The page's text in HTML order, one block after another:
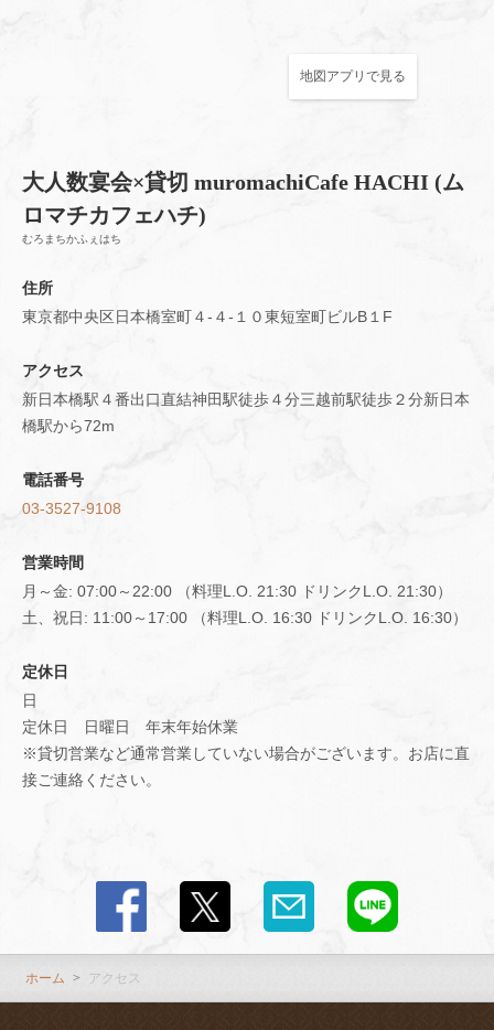
地図アプリで見る
大人数宴会×貸切 muromachiCafe HACHI (ム
ロマチカフェハチ)
むろまちかふぇはち
住所
東京都中央区日本橋室町４-４-１０東短室町ビルB１F
アクセス
新日本橋駅４番出口直結神田駅徒歩４分三越前駅徒歩２分新日本
橋駅から72m
電話番号
03-3527-9108
営業時間
月～金: 07:00～22:00 （料理L.O. 21:30 ドリンクL.O. 21:30）
土、祝日: 11:00～17:00 （料理L.O. 16:30 ドリンクL.O. 16:30）
定休日
日
定休日 日曜日 年末年始休業
※貸切営業など通常営業していない場合がございます。お店に直
接ご連絡ください。
ホーム アクセス
この店舗情報をシェアする
チカフェハチ)